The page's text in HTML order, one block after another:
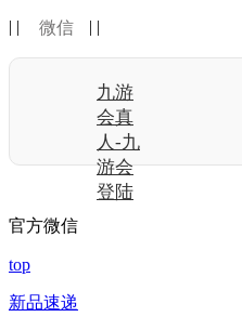
| | 微信 | |
九游
会真
人-九
游会
登陆
官方微信
top
新品速递